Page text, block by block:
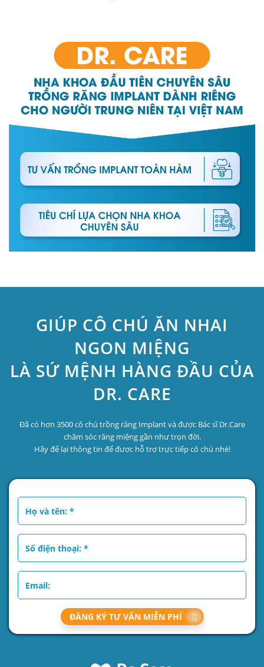
GIÚP CÔ CHÚ ĂN NHAI
NGON MIỆNG
LÀ SỨ MỆNH HÀNG ĐẦU CỦA
DR. CARE
Đã có hơn 3500 cô chú trồng răng Implant và được Bác sĩ Dr.Care
chăm sóc răng miệng gần như trọn đời.
Hãy để lại thông tin để được hỗ trợ trực tiếp cô chú nhé!
ĐĂNG KÝ TƯ VẤN MIỄN PHÍ